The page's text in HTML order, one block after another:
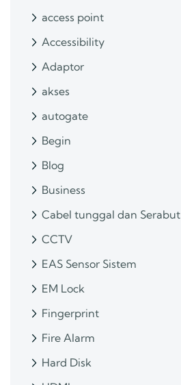
access point
Accessibility
Adaptor
akses
autogate
Begin
Blog
Business
Cabel tunggal dan Serabut
CCTV
EAS Sensor Sistem
EM Lock
Fingerprint
Fire Alarm
Hard Disk